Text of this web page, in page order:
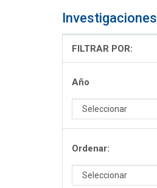
Investigaciones
FILTRAR POR:
Año
Ordenar: